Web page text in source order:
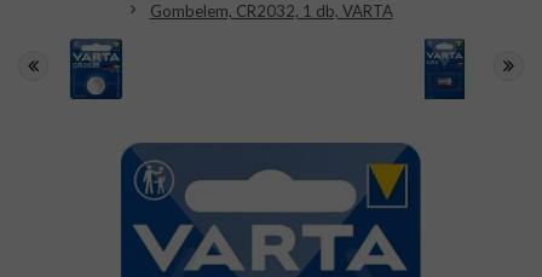
Gombelem, CR2032, 1 db, VARTA